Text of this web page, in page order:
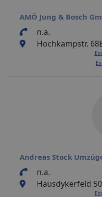
AMÖ Jung & Bosch
n.a.
Hochkampstr.
Andreas Stock
n.a.
Hausdykerfeld